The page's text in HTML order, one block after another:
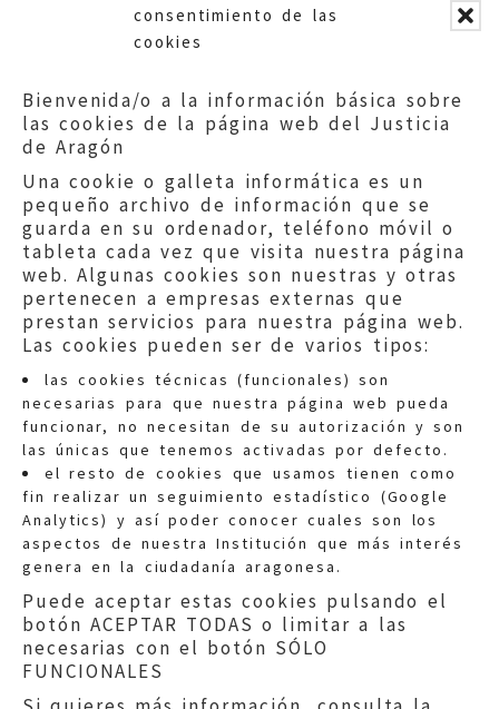
consentimiento de las
cookies
Bienvenida/o a la información básica sobre
las cookies de la página web del Justicia
de Aragón
Una cookie o galleta informática es un
pequeño archivo de información que se
guarda en su ordenador, teléfono móvil o
tableta cada vez que visita nuestra página
web. Algunas cookies son nuestras y otras
pertenecen a empresas externas que
prestan servicios para nuestra página web.
Las cookies pueden ser de varios tipos:
las cookies técnicas (funcionales) son
necesarias para que nuestra página web pueda
funcionar, no necesitan de su autorización y son
las únicas que tenemos activadas por defecto.
el resto de cookies que usamos tienen como
fin realizar un seguimiento estadístico (Google
Analytics) y así poder conocer cuales son los
aspectos de nuestra Institución que más interés
genera en la ciudadanía aragonesa.
Puede aceptar estas cookies pulsando el
botón ACEPTAR TODAS o limitar a las
necesarias con el botón SÓLO
FUNCIONALES
Quejas:quejas@eljusticiadearagon.es
Información general:
informacion@eljusticiadearagon.es
Teléfonos:900 210 210/